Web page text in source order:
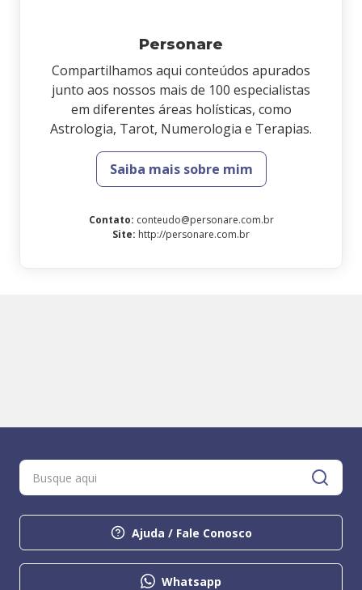
Personare
Compartilhamos aqui conteúdos apurados
junto aos nossos mais de 100 especialistas
em diferentes áreas holísticas, como
Astrologia, Tarot, Numerologia e Terapias.
Saiba mais sobre mim
Contato: conteudo@personare.com.br
Site: http://personare.com.br
Ajuda / Fale Conosco
Whatsapp